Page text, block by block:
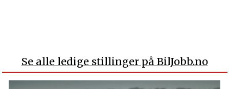
Se alle ledige stillinger på BilJobb.no